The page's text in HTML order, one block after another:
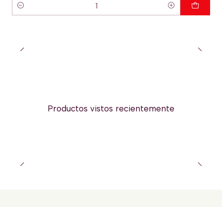
Cantidad
Productos vistos recientemente